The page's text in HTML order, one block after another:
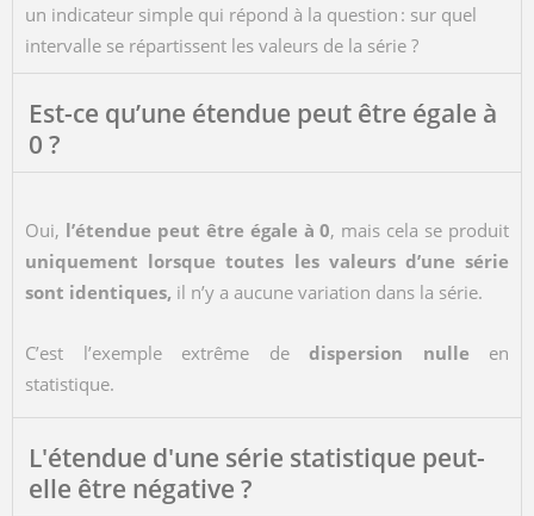
un indicateur simple qui répond à la question : sur quel
intervalle se répartissent les valeurs de la série ?
Est-ce qu’une étendue peut être égale à
0 ?
Oui, l’étendue peut être égale à 0, mais cela se produit
uniquement lorsque toutes les valeurs d’une série
sont identiques, il n’y a aucune variation dans la série.
C’est l’exemple extrême de dispersion nulle en
statistique.
L'étendue d'une série statistique peut-
elle être négative ?